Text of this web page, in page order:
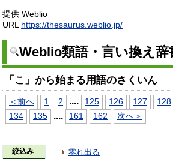
提供 Weblio
URL https://thesaurus.weblio.jp/
Weblio類語・言い換え
「こ」から始まる用語のさくいん
＜前へ 1 2 .... 125 126 127
128
134
135 .... 161 162 次へ＞
絞込み
零れ出る